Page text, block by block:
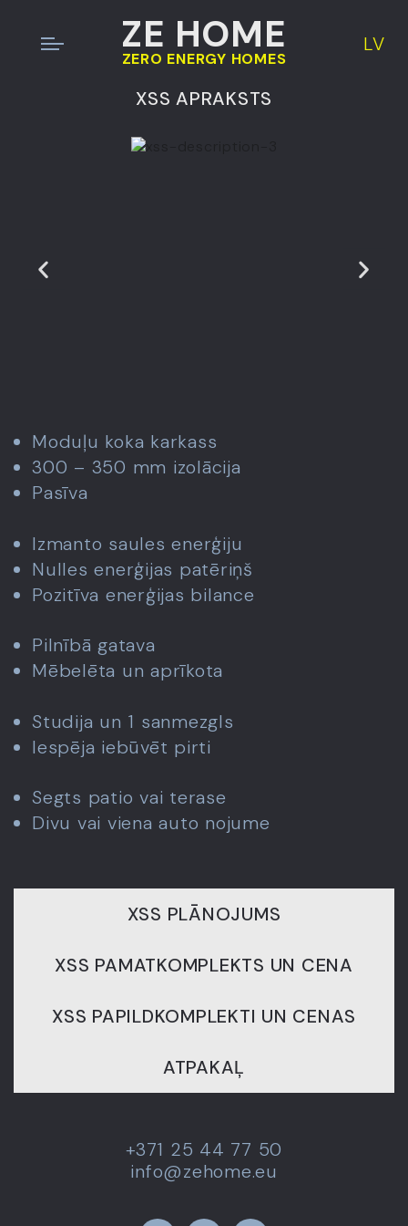
ZE HOME
ZERO ENERGY HOMES
LV
XSS APRAKSTS
Moduļu koka karkass
300 – 350 mm izolācija
Pasīva
Izmanto saules enerģiju
Nulles enerģijas patēriņš
Pozitīva enerģijas bilance
Pilnībā gatava
Mēbelēta un aprīkota
Studija un 1 sanmezgls
Iespēja iebūvēt pirti
Segts patio vai terase
Divu vai viena auto nojume
XSS PLĀNOJUMS
XSS PAMATKOMPLEKTS UN CENA
XSS PAPILDKOMPLEKTI UN CENAS
ATPAKAĻ
+371 25 44 77 50
info@zehome.eu